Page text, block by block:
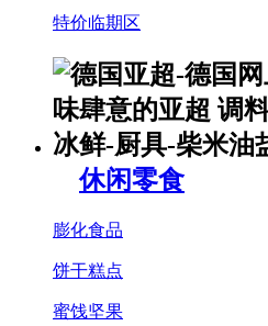
特价临期区
休闲零食
膨化食品
饼干糕点
蜜饯坚果